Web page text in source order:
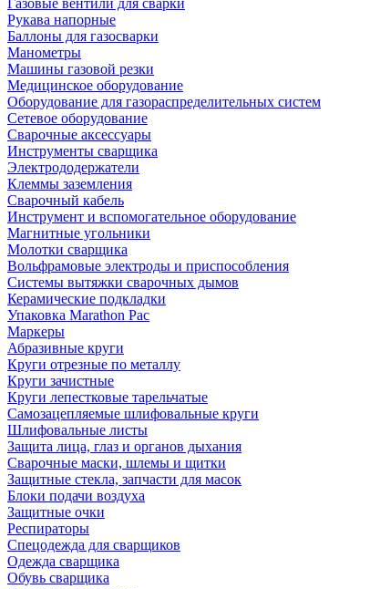
Газовые вентили для сварки
Рукава напорные
Баллоны для газосварки
Манометры
Машины газовой резки
Медицинское оборудование
Оборудование для газораспределительных систем
Сетевое оборудование
Сварочные аксессуары
Инструменты сварщика
Электрододержатели
Клеммы заземления
Сварочный кабель
Инструмент и вспомогательное оборудование
Магнитные угольники
Молотки сварщика
Вольфрамовые электроды и приспособления
Системы вытяжки сварочных дымов
Керамические подкладки
Упаковка Marathon Pac
Маркеры
Абразивные круги
Круги отрезные по металлу
Круги зачистные
Круги лепестковые тарельчатые
Самозацепляемые шлифовальные круги
Шлифовальные листы
Защита лица, глаз и органов дыхания
Сварочные маски, шлемы и щитки
Защитные стекла, запчасти для масок
Блоки подачи воздуха
Защитные очки
Респираторы
Спецодежда для сварщиков
Одежда сварщика
Обувь сварщика